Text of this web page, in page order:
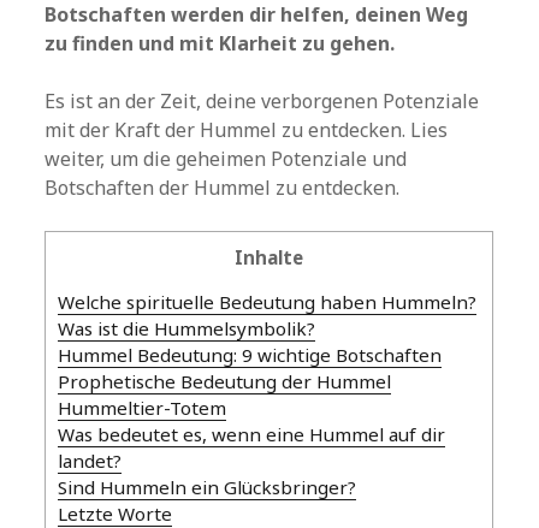
Botschaften werden dir helfen, deinen Weg
zu finden und mit Klarheit zu gehen.
Es ist an der Zeit, deine verborgenen Potenziale
mit der Kraft der Hummel zu entdecken. Lies
weiter, um die geheimen Potenziale und
Botschaften der Hummel zu entdecken.
Inhalte
Welche spirituelle Bedeutung haben Hummeln?
Was ist die Hummelsymbolik?
Hummel Bedeutung: 9 wichtige Botschaften
Prophetische Bedeutung der Hummel
Hummeltier-Totem
Was bedeutet es, wenn eine Hummel auf dir
landet?
Sind Hummeln ein Glücksbringer?
Letzte Worte